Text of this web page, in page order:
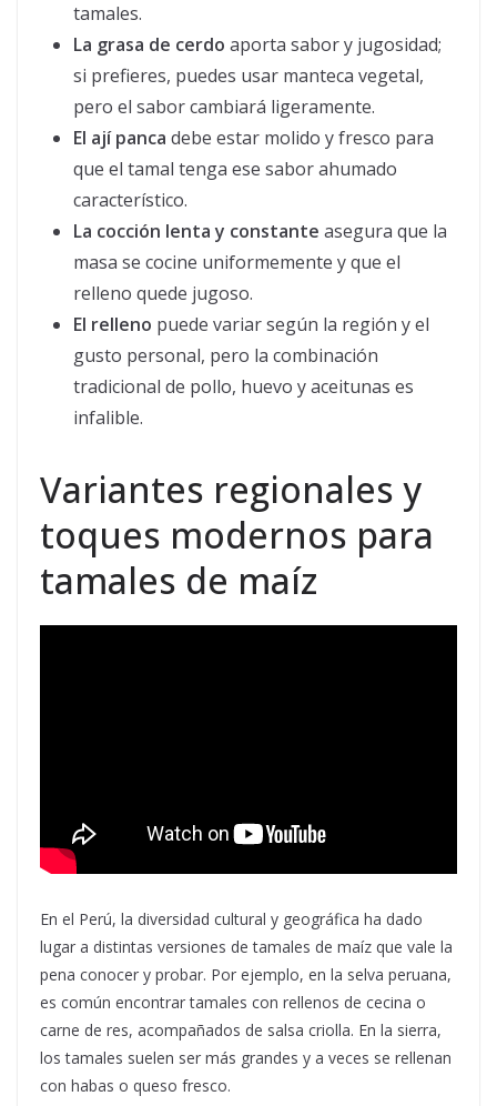
tamales.
La grasa de cerdo aporta sabor y jugosidad;
si prefieres, puedes usar manteca vegetal,
pero el sabor cambiará ligeramente.
El ají panca debe estar molido y fresco para
que el tamal tenga ese sabor ahumado
característico.
La cocción lenta y constante asegura que la
masa se cocine uniformemente y que el
relleno quede jugoso.
El relleno puede variar según la región y el
gusto personal, pero la combinación
tradicional de pollo, huevo y aceitunas es
infalible.
Variantes regionales y
toques modernos para
tamales de maíz
En el Perú, la diversidad cultural y geográfica ha dado
lugar a distintas versiones de tamales de maíz que vale la
pena conocer y probar. Por ejemplo, en la selva peruana,
es común encontrar tamales con rellenos de cecina o
carne de res, acompañados de salsa criolla. En la sierra,
los tamales suelen ser más grandes y a veces se rellenan
con habas o queso fresco.